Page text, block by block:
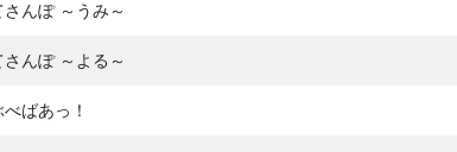
んぽ ～うみ～
んぽ ～よる～
ばあっ！